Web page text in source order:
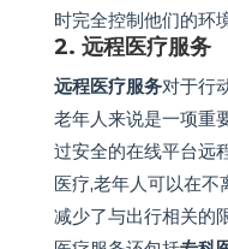
时完全控制他们的环境
2. 远程医疗服务
远程医疗服务对于行
老年人来说是一项重
过安全的在线平台远
医疗,老年人可以在
减少了与出行相关的